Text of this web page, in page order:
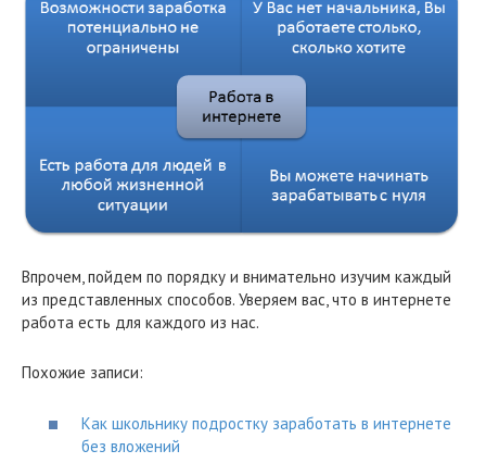
Впрочем, пойдем по порядку и внимательно изучим каждый
из представленных способов. Уверяем вас, что в интернете
работа есть для каждого из нас.
Похожие записи:
Как школьнику подростку заработать в интернете
без вложений